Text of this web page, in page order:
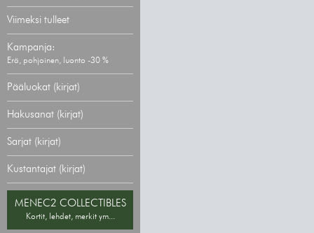
Viimeksi tulleet
Kampanja:
Erä, pohjoinen, luonto -30 %
Pääluokat (kirjat)
Hakusanat (kirjat)
Sarjat (kirjat)
Kustantajat (kirjat)
MENEC2 COLLECTIBLES
Kortit, lehdet, merkit ym...